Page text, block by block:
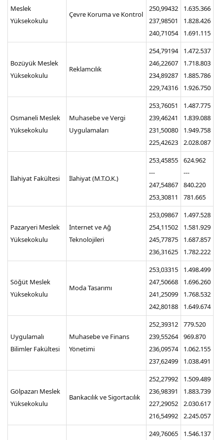
Meslek
Yüksekokulu
Çevre Koruma ve Kontrol
250,99432
237,98501
240,71054
1.635.366
1.828.426
1.691.115
Bozüyük Meslek
Yüksekokulu
Reklamcılık
254,79194
246,22607
234,89287
229,74316
1.472.537
1.718.803
1.885.786
1.926.750
Osmaneli Meslek
Yüksekokulu
Muhasebe ve Vergi
Uygulamaları
253,76051
239,46241
231,50080
225,42623
1.487.775
1.839.088
1.949.758
2.028.087
İlahiyat Fakültesi İlahiyat (M.T.O.K.)
253,45855
---
247,54867
253,30811
624.962
---
840.220
781.665
Pazaryeri Meslek
Yüksekokulu
İnternet ve Ağ
Teknolojileri
253,09867
254,11502
245,77875
236,31625
1.497.528
1.581.929
1.687.857
1.782.222
Söğüt Meslek
Yüksekokulu
Moda Tasarımı
253,03315
247,50668
241,25099
242,80188
1.498.499
1.696.260
1.768.532
1.649.674
Uygulamalı
Bilimler Fakültesi
Muhasebe ve Finans
Yönetimi
252,39312
239,55264
236,09574
237,62499
779.520
969.870
1.062.155
1.038.491
Gölpazarı Meslek
Yüksekokulu
Bankacılık ve Sigortacılık
252,27992
236,98391
227,29052
216,54992
1.509.489
1.883.739
2.030.617
2.245.057
249,76065
1.546.137